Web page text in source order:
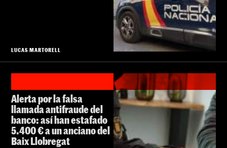
LUCAS MARTORELL
Alerta por la falsa
llamada antifraude del
banco: así han estafado
5.400 € a un anciano del
Baix Llobregat